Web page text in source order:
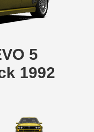
5
1992